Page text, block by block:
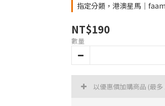
指定分類，港澳星馬｜
NT$190
數量
以優惠價加購商品 (最多